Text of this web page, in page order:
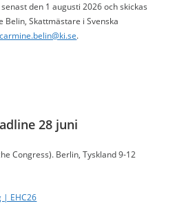
den 1 augusti 2026 och skickas
Belin, Skattmästare i Svenska
.
28 juni
Congress). Berlin, Tyskland 9-12
| EHC26